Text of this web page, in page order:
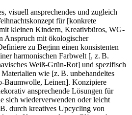
visuell ansprechendes und zugleich
für [konkrete
kleinen Kindern, Kreativbüros, WG-
Anspruch mit ökologischer
zu Beginn einen konsistenten
harmonischen Farbwelt [, z. B.
Weiß-Grün-Rot] und spezifisch
wie [z. B. unbehandeltes
Baumwolle, Leinen]. Konzipiere
ansprechende Lösungen für
sich wiederverwenden oder leicht
durch kreatives Upcycling von